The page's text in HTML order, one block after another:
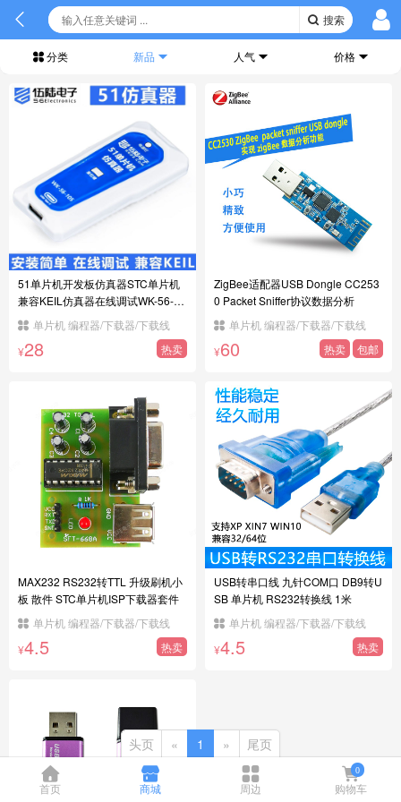
搜索
首页 商城 周边
0
购物车
分类 新品 人气 价格
51单片机开发板仿真器STC单片机
兼容KEIL仿真器在线调试WK-56-10
5
单片机 编程器/下载器/下载线
¥28 热卖
ZigBee适配器USB Dongle CC253
0 Packet Sniffer协议数据分析
单片机 编程器/下载器/下载线
¥60 热卖 包邮
MAX232 RS232转TTL 升级刷机小
板 散件 STC单片机ISP下载器套件
单片机 编程器/下载器/下载线
¥4.5 热卖
USB转串口线 九针COM口 DB9转U
SB 单片机 RS232转换线 1米
单片机 编程器/下载器/下载线
¥4.5 热卖
头页 « 1 » 尾页